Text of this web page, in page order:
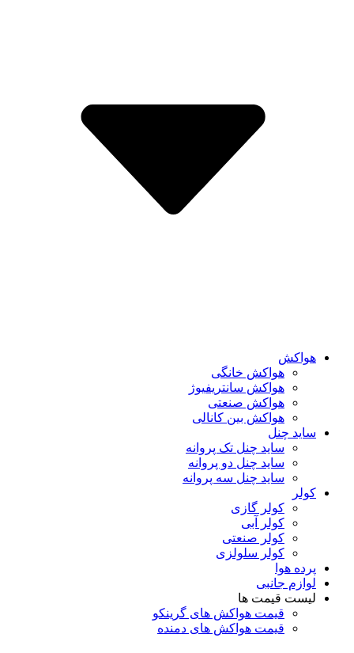
هواکش
هواکش خانگی
هواکش سانتریفیوژ
هواکش صنعتی
هواکش بین کانالی
ساید چنل
ساید چنل تک پروانه
ساید چنل دو پروانه
ساید چنل سه پروانه
کولر
کولر گازی
کولر آبی
کولر صنعتی
کولر سلولزی
پرده هوا
لوازم جانبی
لیست قیمت ها
قیمت هواکش های گرینکو
قیمت هواکش های دمنده